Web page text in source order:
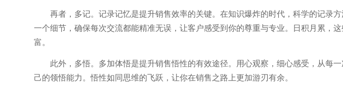
再者，多记。记录记忆是提升销售效率的关键。在知识爆炸的时代，科学的记录
一个细节，确保每次交流都能精准无误，让客户感受到你的尊重与专业。日积月累，
富。
此外，多悟。多加体悟是提升销售悟性的有效途径。用心观察，细心感受，从每
己的领悟能力。悟性如同思维的飞跃，让你在销售之路上更加游刃有余。